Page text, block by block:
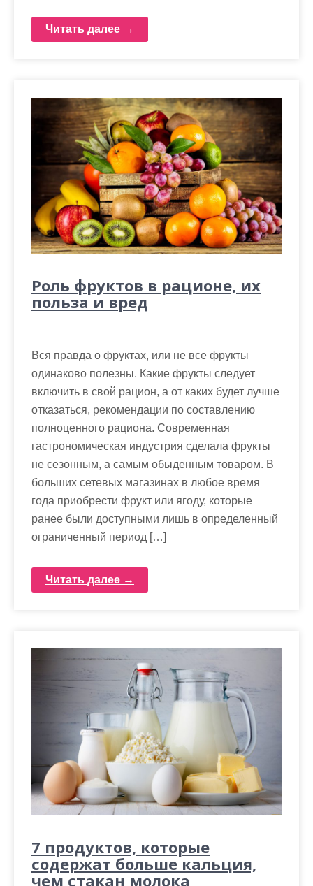
Читать далее →
Роль фруктов в рационе, их
польза и вред
Вся правда о фруктах, или не все фрукты
одинаково полезны. Какие фрукты следует
включить в свой рацион, а от каких будет лучше
отказаться, рекомендации по составлению
полноценного рациона. Современная
гастрономическая индустрия сделала фрукты
не сезонным, а самым обыденным товаром. В
больших сетевых магазинах в любое время
года приобрести фрукт или ягоду, которые
ранее были доступными лишь в определенный
ограниченный период […]
Читать далее →
7 продуктов, которые
содержат больше кальция,
чем стакан молока